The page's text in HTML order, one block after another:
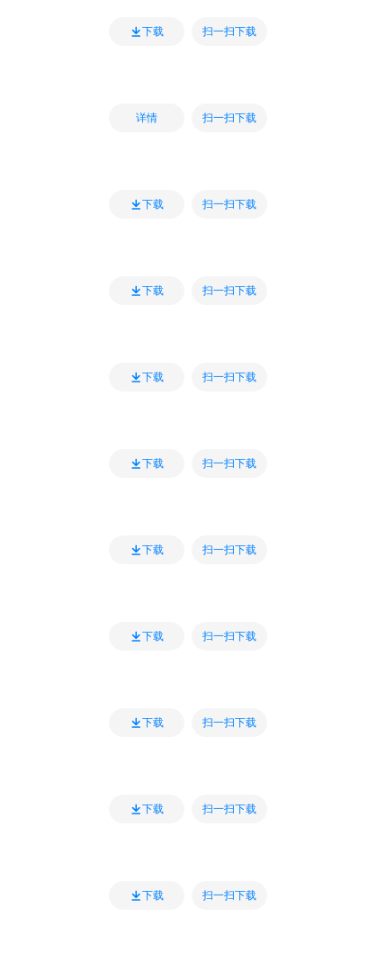
下载 扫一扫下载
详情 扫一扫下载
下载 扫一扫下载
下载 扫一扫下载
下载 扫一扫下载
下载 扫一扫下载
下载 扫一扫下载
下载 扫一扫下载
下载 扫一扫下载
下载 扫一扫下载
下载 扫一扫下载